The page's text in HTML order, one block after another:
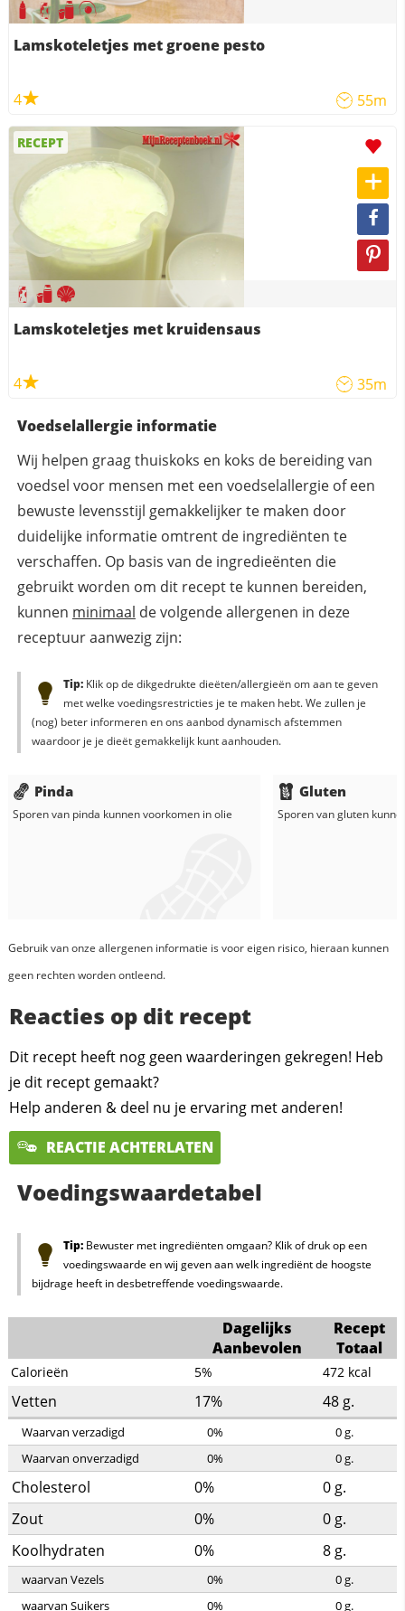
Lamskoteletjes met groene pesto
4 55m
RECEPT
Lamskoteletjes met kruidensaus
4 35m
Voedselallergie informatie
Wij helpen graag thuiskoks en koks de bereiding van
voedsel voor mensen met een voedselallergie of een
bewuste levensstijl gemakkelijker te maken door
duidelijke informatie omtrent de ingrediënten te
verschaffen. Op basis van de ingredieënten die
gebruikt worden om dit recept te kunnen bereiden,
kunnen minimaal de volgende allergenen in deze
receptuur aanwezig zijn:
Tip:Klik op de dikgedrukte dieëten/allergieën om aan te geven
met welke voedingsrestricties je te maken hebt. We zullen je
(nog) beter informeren en ons aanbod dynamisch afstemmen
waardoor je je dieët gemakkelijk kunt aanhouden.
Pinda
Sporen van pinda kunnen voorkomen inolie
Gluten
Sporen van gluten
Gebruik van onze allergenen informatie is voor eigen risico, hieraan kunnen
geen rechten worden ontleend.
Reacties op dit recept
Dit recept heeft nog geen waarderingen gekregen! Heb
je dit recept gemaakt?
Help anderen & deel nu je ervaring met anderen!
REACTIE ACHTERLATEN
Voedingswaardetabel
Tip:Bewuster met ingrediënten omgaan? Klik of druk op een
voedingswaarde en wij geven aan welk ingrediënt de hoogste
bijdrage heeft in desbetreffende voedingswaarde.
Dagelijks
Aanbevolen
Recept
Totaal
Calorieën 5% 472 kcal
Vetten 17% 48 g.
Waarvan verzadigd 0% 0g.
Waarvan onverzadigd
0% 0g.
Cholesterol 0% 0 g.
Zout
0% 0 g.
Koolhydraten
0% 8 g.
waarvan Vezels 0% 0g.
waarvan Suikers
0% 0g.